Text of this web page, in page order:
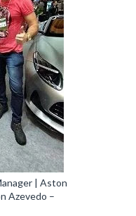
| Aston
Azevedo –